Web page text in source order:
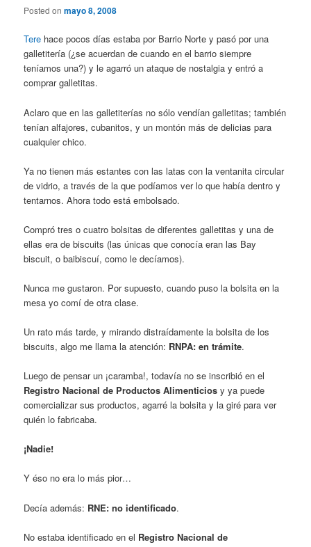
Posted onmayo 8, 2008
Tere hace pocos días estaba por Barrio Norte y pasó por una
galletitería (¿se acuerdan de cuando en el barrio siempre
teníamos una?) y le agarró un ataque de nostalgia y entró a
comprar galletitas.
Aclaro que en las galletiterías no sólo vendían galletitas; también
tenían alfajores, cubanitos, y un montón más de delicias para
cualquier chico.
Ya no tienen más estantes con las latas con la ventanita circular
de vidrio, a través de la que podíamos ver lo que había dentro y
tentarnos. Ahora todo está embolsado.
Compró tres o cuatro bolsitas de diferentes galletitas y una de
ellas era de biscuits (las únicas que conocía eran las Bay
biscuit, o baibiscuí, como le decíamos).
Nunca me gustaron. Por supuesto, cuando puso la bolsita en la
mesa yo comí de otra clase.
Un rato más tarde, y mirando distraídamente la bolsita de los
biscuits, algo me llama la atención: RNPA: en trámite.
Luego de pensar un ¡caramba!, todavía no se inscribió en el
Registro Nacional de Productos Alimenticiosy ya puede
comercializar sus productos, agarré la bolsita y la giré para ver
quién lo fabricaba.
¡Nadie!
Y éso no era lo más pior…
Decía además: RNE: no identificado.
No estaba identificado en el Registro Nacional de